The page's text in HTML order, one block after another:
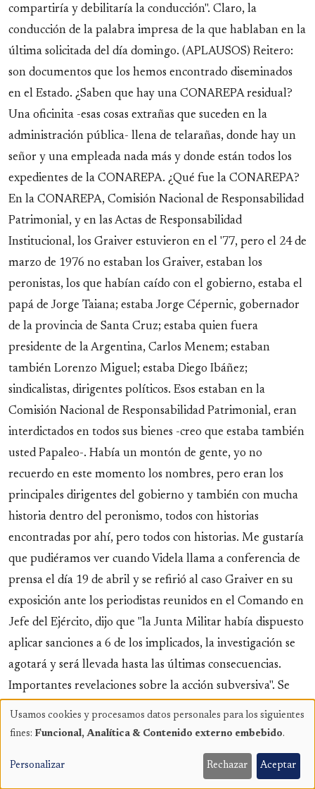
Uso
datos
Usamos cookies y procesamos datos personales para los siguientes
fines: Funcional, Analítica & Contenido externo embebido.
Personalizar Rechazar Aceptar